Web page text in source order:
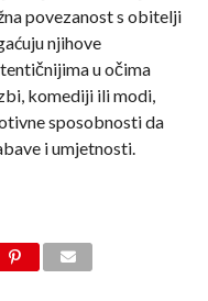
povezanost s obitelji
njihove
u očima
komediji ili modi,
sposobnosti da
i umjetnosti.